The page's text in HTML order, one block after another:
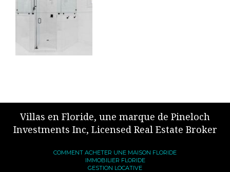
Villas en Floride, une marque de Pineloch
Investments Inc, Licensed Real Estate Broker
COMMENT ACHETER UNE MAISON FLORIDE
IMMOBILIER FLORIDE
GESTION LOCATIVE